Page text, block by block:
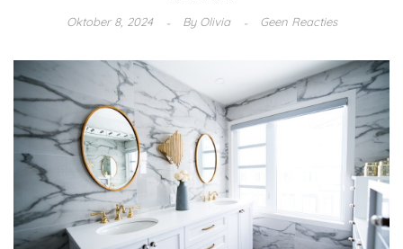
Oktober 8, 2024 ByOlivia Geen Reacties